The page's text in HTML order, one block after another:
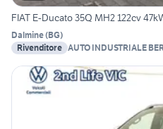
FIAT E-Ducato 35Q MH2 122cv
Dalmine(BG)
Rivenditore AUTO INDUSTRIALE